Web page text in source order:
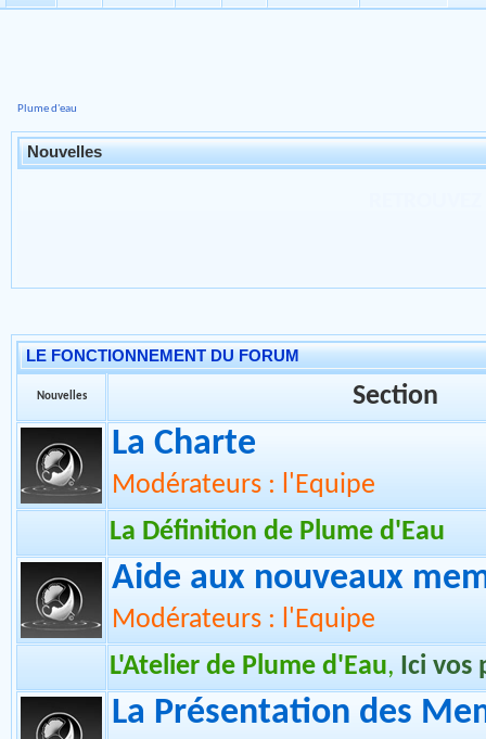
Plume d'eau
Nouvelles
INTERDITE SAUF
LE FONCTIONNEMENT DU FORUM
Nouvelles Section
La Charte
Modérateurs : l'Equipe
La Définition de Plume d'Eau
Aide aux nouveaux
Modérateurs : l'Equipe